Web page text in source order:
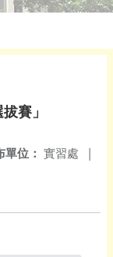
賽」
單位： 實習處 |